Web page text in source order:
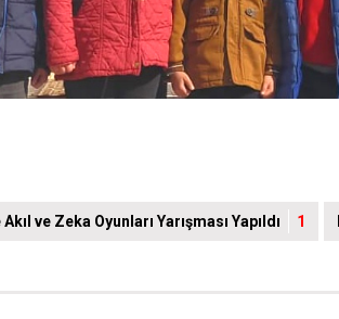
ve Zeka Oyunları Yarışması Yapıldı 1